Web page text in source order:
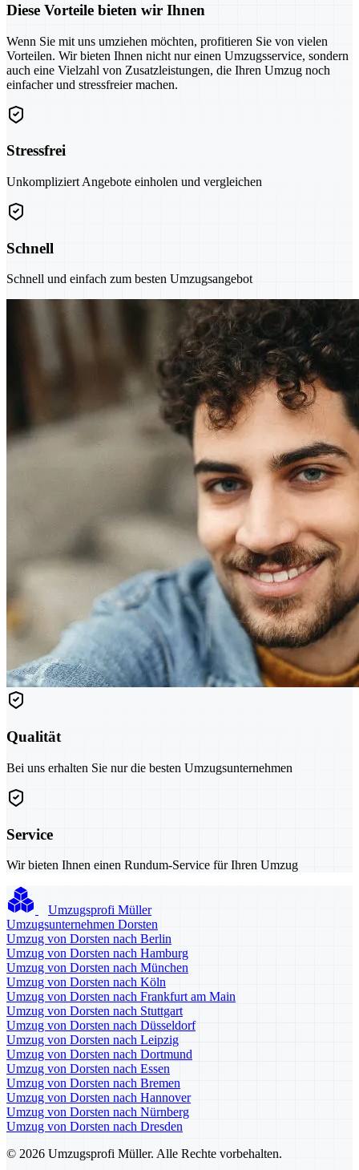
Diese Vorteile bieten wir Ihnen
Wenn Sie mit uns umziehen möchten, profitieren Sie von vielen
Vorteilen. Wir bieten Ihnen nicht nur einen Umzugsservice, sondern
auch eine Vielzahl von Zusatzleistungen, die Ihren Umzug noch
einfacher und stressfreier machen.
Stressfrei
Unkompliziert Angebote einholen und vergleichen
Schnell
Schnell und einfach zum besten Umzugsangebot
Qualität
Bei uns erhalten Sie nur die besten Umzugsunternehmen
Service
Wir bieten Ihnen einen Rundum-Service für Ihren Umzug
Umzugsprofi Müller
Umzugsunternehmen Dorsten
Umzug von Dorsten nach Berlin
Umzug von Dorsten nach Hamburg
Umzug von Dorsten nach München
Umzug von Dorsten nach Köln
Umzug von Dorsten nach Frankfurt am Main
Umzug von Dorsten nach Stuttgart
Umzug von Dorsten nach Düsseldorf
Umzug von Dorsten nach Leipzig
Umzug von Dorsten nach Dortmund
Umzug von Dorsten nach Essen
Umzug von Dorsten nach Bremen
Umzug von Dorsten nach Hannover
Umzug von Dorsten nach Nürnberg
Umzug von Dorsten nach Dresden
© 2026 Umzugsprofi Müller. Alle Rechte vorbehalten.